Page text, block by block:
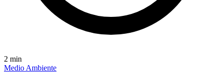
2 min
Medio Ambiente